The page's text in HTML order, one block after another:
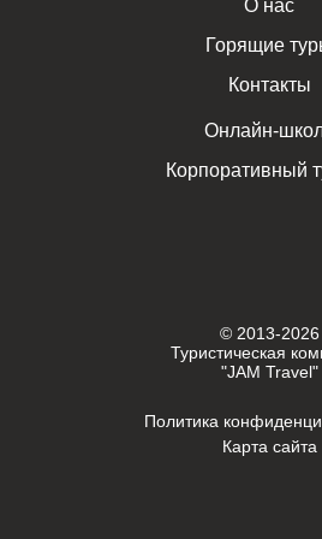
© 2013-2026
Туристическая
"JAM Travel"
Политика
Карта сайта
О нас
Горящие
Контакты
Онлайн-
Корпоративный